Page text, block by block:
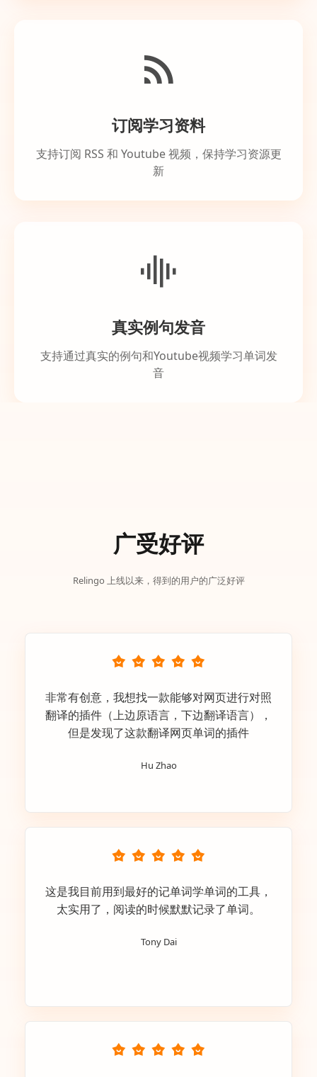
订阅学习资料
支持订阅 RSS 和 Youtube 视频，保持学习资源更
新
真实例句发音
支持通过真实的例句和Youtube视频学习单词发
音
广受好评
Relingo 上线以来，得到的用户的广泛好评
非常有创意，我想找一款能够对网页进行对照
翻译的插件（上边原语言，下边翻译语言），
但是发现了这款翻译网页单词的插件
Hu Zhao
这是我目前用到最好的记单词学单词的工具，
太实用了，阅读的时候默默记录了单词。
Tony Dai